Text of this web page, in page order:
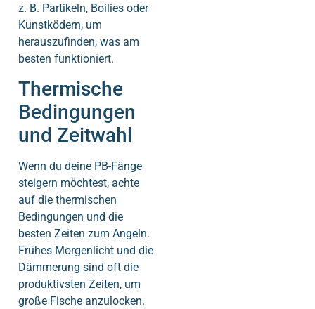
z. B. Partikeln, Boilies oder
Kunstködern, um
herauszufinden, was am
besten funktioniert.
Thermische
Bedingungen
und Zeitwahl
Wenn du deine PB-Fänge
steigern möchtest, achte
auf die thermischen
Bedingungen und die
besten Zeiten zum Angeln.
Frühes Morgenlicht und die
Dämmerung sind oft die
produktivsten Zeiten, um
große Fische anzulocken.